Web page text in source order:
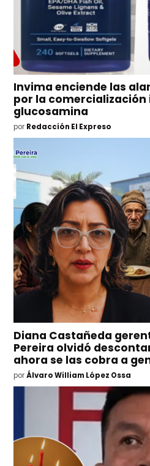
Invima enciende las
por la comercialización
glucosamina
por Redacción El Expreso
Diana Castañeda
Pereira olvidó
ahora se las cobra a
por Álvaro William López Ossa